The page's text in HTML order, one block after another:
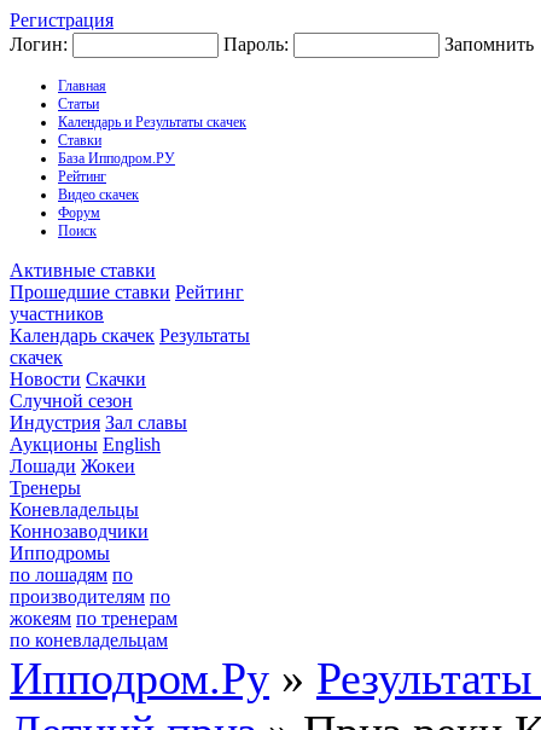
Регистрация
Логин:
Пароль: Запомнить
Главная
Статьи
Календарь и Результаты скачек
Ставки
База Ипподром.РУ
Рейтинг
Видео скачек
Форум
Поиск
Активные ставки
Прошедшие ставки Рейтинг
участников
Календарь скачек Результаты
скачек
Новости Скачки
Случной сезон
Индустрия Зал славы
Аукционы English
Лошади Жокеи
Тренеры
Коневладельцы
Коннозаводчики
Ипподромы
по лошадям по
производителям по
жокеям по тренерам
по коневладельцам
Ипподром.Ру »